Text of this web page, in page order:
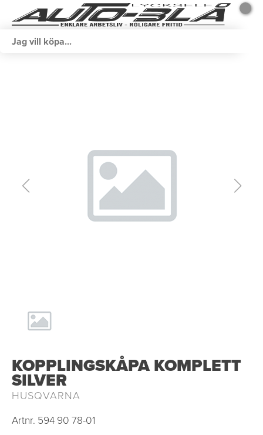
KOPPLINGSKÅPA KOMPLETT
SILVER
HUSQVARNA
Artnr. 594 90 78-01